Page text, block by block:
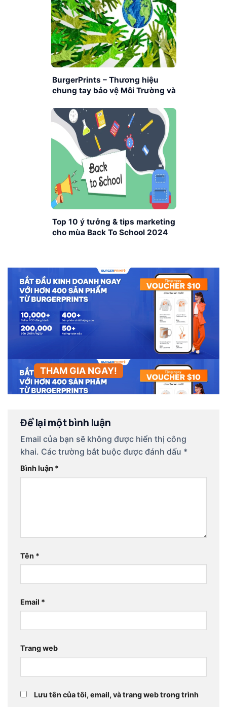
BurgerPrints – Thương hiệu
chung tay bảo vệ Môi Trường và
Top 10 ý tưởng & tips marketing
cho mùa Back To School 2024
THAM GIA NGAY!
Để lại một bình luận
Email của bạn sẽ không được hiển thị công
khai. Các trường bắt buộc được đánh dấu *
Bình luận *
Tên *
Email *
Trang web
Lưu tên của tôi, email, và trang web trong trình